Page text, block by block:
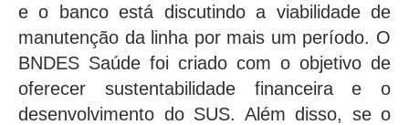
e o banco está discutindo a viabilidade de
manutenção da linha por mais um período. O
BNDES Saúde foi criado com o objetivo de
oferecer sustentabilidade financeira e o
desenvolvimento do SUS. Além disso, se o